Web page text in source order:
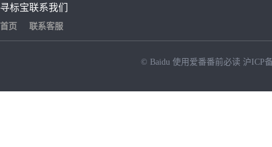
寻标宝
首页
联系我们
联系客服
© Baidu 使用爱番番前必读 沪ICP